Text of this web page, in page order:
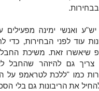
ואנשי ימינה מפעילים
עוד לפני הבחירות, כדי
שיאשרו זאת. משיכת החבל
גם להיזהר שהחבל
כמו "ללכת לטראמפ על
להחיל את הריבונות גם בלי